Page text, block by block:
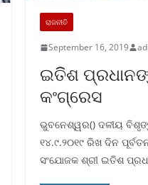
ରାଜନୀତି
September 16, 2019
ଇତିିଶ
କଂଗ୍ରେସ
ଭୁବନେଶ୍ୱର() ଦଳୀୟ
୧୪.୯.୨୦୧୯ ରିଖ ଦିନ
ସଂଯୋଜକ ଶ୍ରୀ ଇତିଶ